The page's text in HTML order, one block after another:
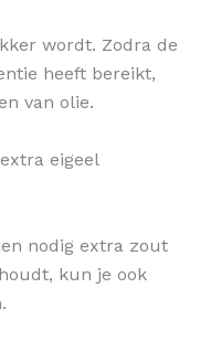
wordt. Zodra de
heeft bereikt,
van olie.
eigeel
nodig extra zout
kun je ook